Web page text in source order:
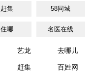
赶集 58同城
住哪 名医在线
艺龙 去哪儿
赶集 百姓网